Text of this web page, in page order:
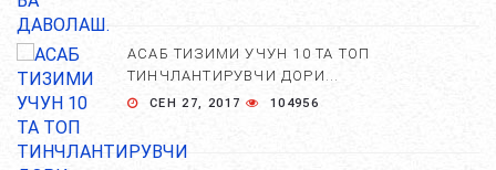
АСАБ ТИЗИМИ УЧУН 10 ТА ТОП
ТИНЧЛАНТИРУВЧИ ДОРИ...
СЕН 27, 2017 104956